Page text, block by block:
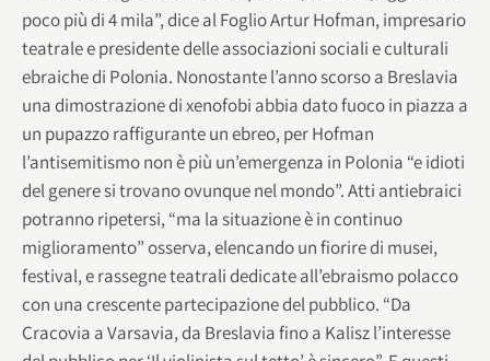
poco più di 4 mila”, dice al Foglio Artur Hofman, impresario
teatrale e presidente delle associazioni sociali e culturali
ebraiche di Polonia. Nonostante l’anno scorso a Breslavia
una dimostrazione di xenofobi abbia dato fuoco in piazza a
un pupazzo raffigurante un ebreo, per Hofman
l’antisemitismo non è più un’emergenza in Polonia “e idioti
del genere si trovano ovunque nel mondo”. Atti antiebraici
potranno ripetersi, “ma la situazione è in continuo
miglioramento” osserva, elencando un fiorire di musei,
festival, e rassegne teatrali dedicate all’ebraismo polacco
con una crescente partecipazione del pubblico. “Da
Cracovia a Varsavia, da Breslavia fino a Kalisz l’interesse